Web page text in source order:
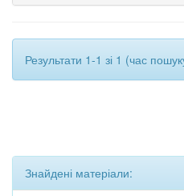
Результати 1-1 зі 1 (час
Знайдені матеріали: